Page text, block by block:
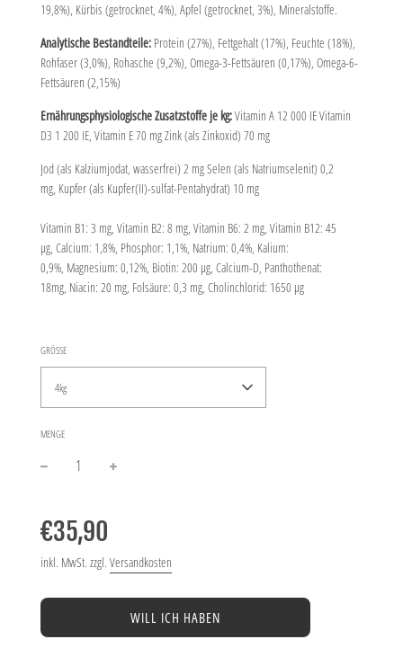
19,8%), Kürbis (getrocknet, 4%), Apfel (getrocknet, 3%), Mineralstoffe.
Analytische Bestandteile: Protein (27%), Fettgehalt (17%), Feuchte (18%),
Rohfaser (3,0%), Rohasche (9,2%), Omega-3-Fettsäuren (0,17%), Omega-6-
Fettsäuren (2,15%)
Ernährungsphysiologische Zusatzstoffe je kg:Vitamin A 12 000 IE Vitamin
D3 1 200 IE, Vitamin E 70 mg Zink (als Zinkoxid) 70 mg
Jod (als Kalziumjodat, wasserfrei) 2 mg Selen (als Natriumselenit) 0,2
mg, Kupfer (als Kupfer(II)-sulfat-Pentahydrat) 10 mg
Vitamin B1: 3 mg, Vitamin B2: 8 mg, Vitamin B6: 2 mg, Vitamin B12: 45
µg, Calcium: 1,8%, Phosphor: 1,1%, Natrium: 0,4%, Kalium:
0,9%, Magnesium: 0,12%, Biotin: 200 µg, Calcium-D, Panthothenat:
18mg, Niacin: 20 mg, Folsäure: 0,3 mg, Cholinchlorid: 1650 µg
GRÖSSE
4kg
MENGE
Preis
€35,90
inkl. MwSt. zzgl. Versandkosten
WILL ICH HABEN